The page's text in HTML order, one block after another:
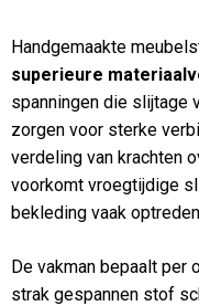
Handgemaakte
superieure
spanningen die slijtage
zorgen voor sterke
verdeling van krachten
voorkomt vroegtijdige
bekleding vaak
De vakman bepaalt per
strak gespannen stof